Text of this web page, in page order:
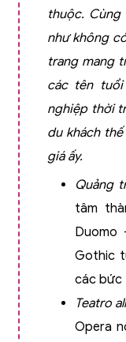
thuộc. Cùng
như không
trang mang
các tên
nghiệp thời
du khách
giá ấy.
Quảng
tâm
Duomo
Gothic
các bức
Teatro
Opera